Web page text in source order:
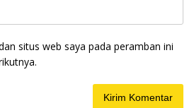
situs web saya pada peramban ini